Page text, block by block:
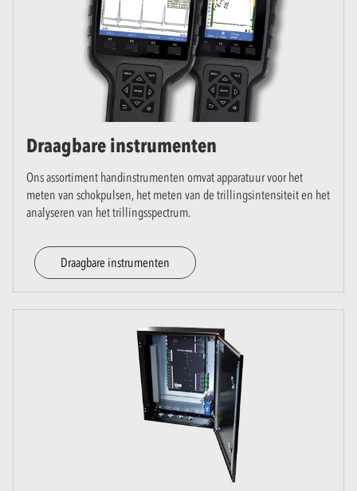
Draagbare instrumenten
Ons assortiment handinstrumenten omvat apparatuur voor het
meten van schokpulsen, het meten van de trillingsintensiteit en het
analyseren van het trillingsspectrum.
Draagbare instrumenten